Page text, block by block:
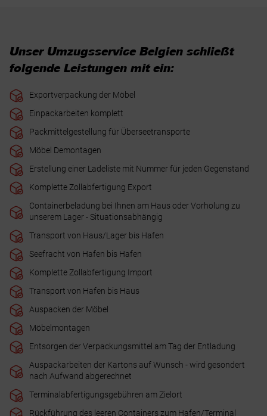
Unser Umzugsservice Belgien schließt
folgende Leistungen mit ein:
Exportverpackung der Möbel
Einpackarbeiten komplett
Packmittelgestellung für Überseetransporte
Möbel Demontagen
Erstellung einer Ladeliste mit Nummer für jeden Gegenstand
Komplette Zollabfertigung Export
Containerbeladung bei Ihnen am Haus oder Vorholung zu
unserem Lager - Situationsabhängig
Transport von Haus/Lager bis Hafen
Seefracht von Hafen bis Hafen
Komplette Zollabfertigung Import
Transport von Hafen bis Haus
Auspacken der Möbel
Möbelmontagen
Entsorgen der Verpackungsmittel am Tag der Entladung
Auspackarbeiten der Kartons auf Wunsch - wird gesondert
nach Aufwand abgerechnet
Terminalabfertigungsgebühren am Zielort
Rückführung des leeren Containers zum Hafen/Terminal